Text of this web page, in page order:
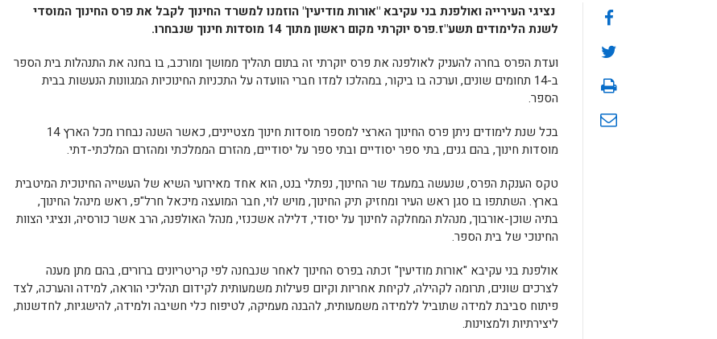
נציגי העירייה ואולפנת בני עקיבא "אורות מודיעין" הוזמנו למשרד החינוך לקבל את פרס החינוך המוסדי
לשנת הלימודים תשע"ז.פרס יוקרתי מקום ראשון מתוך 14 מוסדות חינוך שנבחרו.
ועדת הפרס בחרה להעניק לאולפנה את פרס יוקרתי זה בתום תהליך ממושך ומורכב, בו בחנה את התנהלות בית הספר
ב-14 תחומים שונים, וערכה בו ביקור, במהלכו למדו חברי הוועדה על התכניות החינוכיות המגוונות הנעשות בבית
הספר.
בכל שנת לימודים ניתן פרס החינוך הארצי למספר מוסדות חינוך מצטיינים, כאשר השנה נבחרו מכל הארץ 14
מוסדות חינוך, בהם גנים, בתי ספר יסודיים ובתי ספר על יסודיים, מהזרם הממלכתי ומהזרם המלכתי-דתי.
טקס הענקת הפרס, שנעשה במעמד שר החינוך, נפתלי בנט, הוא אחד מאירועי השיא של העשייה החינוכית המיטבית
בארץ. השתתפו בו סגן ראש העיר ומחזיק תיק החינוך, מויש לוי, חבר המועצה מיכאל חרל"פ, ראש מינהל החינוך,
בתיה שוכן-אורבוך, מנהלת המחלקה לחינוך על יסודי, דלילה אשכנזי, מנהל האולפנה, הרב אשר כורסיה, ונציגי הצוות
החינוכי של בית הספר.
אולפנת בני עקיבא "אורות מודיעין" זכתה בפרס החינוך לאחר שנבחנה לפי קריטריונים ברורים, בהם מתן מענה
לצרכים שונים, תרומה לקהילה, לקיחת אחריות וקיום פעילות משמעותית לקידום תהליכי הוראה, למידה והערכה, לצד
פיתוח סביבת למידה שתוביל ללמידה משמעותית, להבנה מעמיקה, לטיפוח כלי חשיבה ולמידה, להישגיות, לחדשנות,
ליצירתיות ולמצוינות.